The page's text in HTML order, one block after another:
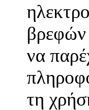
να
τη